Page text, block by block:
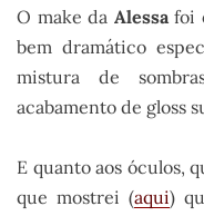
O make da Alessafoi
bem dramático
mistura de
acabamento de gloss
E quanto aos óculos,
que mostrei (aqui)